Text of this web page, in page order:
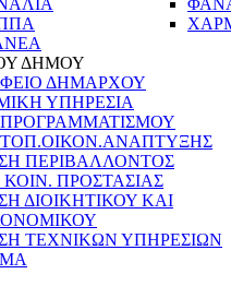
ΔΗΜΟΥ
ΔΗΜΑΡΧΟΥ
ΥΠΗΡΕΣΙΑ
ΠΕΡΙΒΑΛΛΟΝΤΟΣ
ΠΡΟΣΤΑΣΙΑΣ
ΔΙΟΙΚΗΤΙΚΟΥ ΚΑΙ
ΤΕΧΝΙΚΩΝ ΥΠΗΡΕΣΙΩΝ